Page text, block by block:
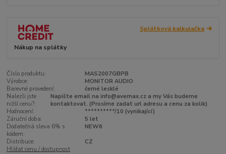
Splátková kalkulačka
Nákup na splátky
Číslo produktu:
MAS2007GBPB
Výrobce:
MONITOR AUDIO
Barevné provedení:
černé lesklé
Nalezli jste
nižší cenu?:
Napište email na info@avemax.cz a my Vás budeme
kontaktovat. (Prosíme zadat url adresu a cenu za kolik)
Hodnocení:
**********/10 (vynikající)
Záruční doba:
5 let
Dodatečná sleva 6% s
kódem:
NEW6
Distribuce:
CZ
Hlídat cenu / dostupnost